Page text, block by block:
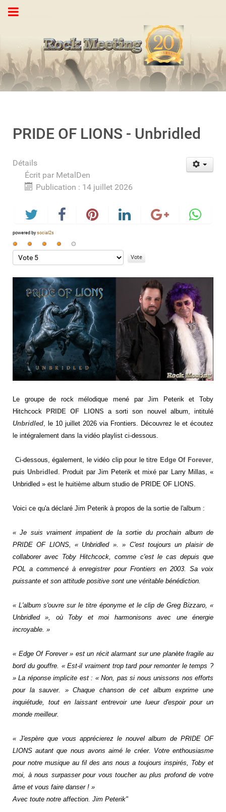
PRIDE OF LIONS - Unbridled
Détails
Écrit par MetalDen
Publication : 14 juillet 2026
powered by social2s
Vote
utilisateur:
Veuillez
voter
Le groupe de rock mélodique mené par Jim Peterik et Toby
Hitchcock
PRIDE OF LIONS a sorti son nouvel album, intitulé
Unbridled , le 10 juillet 2026 via Frontiers. Découvrez le et écoutez
le intégralement dans la vidéo playlist ci-dessous.
Ci-dessous, également, le vidéo clip pour le titre Edge Of Forever
puisUnbridled
Produit par Jim Peterik et mixé par Larry Millas, «
Unbridled » est le huitième album studio de PRIDE OF LIONS.
Voici ce qu'a déclaré Jim Peterik à propos de la sortie de l'album :
« Je suis vraiment impatient de la sortie du prochain album de
PRIDE OF LIONS, « Unbridled ». » C'est toujours un plaisir de
collaborer avec Toby Hitchcock, comme c'est le cas depuis que
POL a commencé à enregistrer pour Frontiers en 2003. Sa voix
puissante et son attitude positive sont une véritable bénédiction.
« L'album s'ouvre sur le titre éponyme et le clip de Greg Bizzaro, «
Unbridled », où Toby et moi harmonisons avec une énergie
incroyable. »
« Edge Of Forever » est un récit alarmant sur une planète fragile au
bord du gouffre. « Est-il vraiment trop tard pour remonter le temps ?
» La réponse implicite est : « Non, pas si nous unissons nos efforts
pour la sauver. » Chaque chanson de cet album exprime une
inquiétude, tout en laissant entrevoir une lueur d'espoir pour un
monde meilleur.
« J'espère que vous apprécierez le nouvel album de PRIDE OF
LIONS autant que nous avons aimé le créer. Votre enthousiasme
pour notre musique au fil des ans nous a toujours inspirés, Toby et
moi, à nous surpasser pour vous toucher au plus profond de votre
âme et vous faire danser ! »
Avec toute notre affection. Jim Peterik"